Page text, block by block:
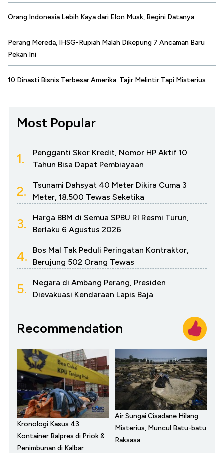
Orang Indonesia Lebih Kaya dari Elon Musk, Begini Datanya
Perang Mereda, IHSG-Rupiah Malah Dikepung 7 Ancaman Baru
Pekan Ini
10 Dinasti Bisnis Terbesar Amerika: Tajir Melintir Tapi Misterius
Most Popular
1.
Pengganti Skor Kredit, Nomor HP Aktif 10
Tahun Bisa Dapat Pembiayaan
2.
Tsunami Dahsyat 40 Meter Dikira Cuma 3
Meter, 18.500 Tewas Seketika
3.
Harga BBM di Semua SPBU RI Resmi Turun,
Berlaku 6 Agustus 2026
4.
Bos Mal Tak Peduli Peringatan Kontraktor,
Berujung 502 Orang Tewas
5.
Negara di Ambang Perang, Presiden
Dievakuasi Kendaraan Lapis Baja
Recommendation
Kronologi Kasus 43
Kontainer Balpres di Priok &
Penimbunan di Kalbar
Air Sungai Cisadane Hilang
Misterius, Muncul Batu-batu
Raksasa